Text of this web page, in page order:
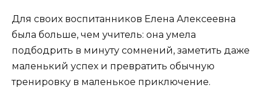
Для своих воспитанников Елена Алексеевна
была больше, чем учитель: она умела
подбодрить в минуту сомнений, заметить даже
маленький успех и превратить обычную
тренировку в маленькое приключение.